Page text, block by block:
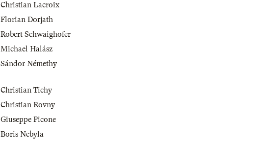
Christian Lacroix
Florian Dorjath
Robert Schwaighofer
Michael Halász
Sándor Némethy
Christian Tichy
Christian Rovny
Giuseppe Picone
Boris Nebyla